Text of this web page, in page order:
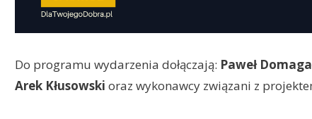
Do programu wydarzenia dołączają: Paweł
Arek Kłusowski oraz wykonawcy związani z